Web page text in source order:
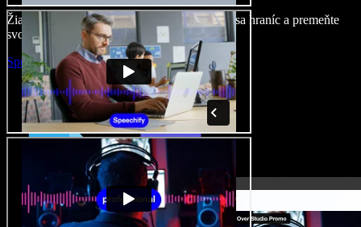
Žiadne učenie, všetko v prehliadači – zbavte sa hraníc a premeňte
svoje nápady na realitu.
Spustiť Studio